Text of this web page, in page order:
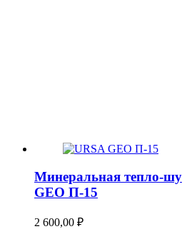
Минеральная тепло-
GEO П-15
2 600,00 ₽